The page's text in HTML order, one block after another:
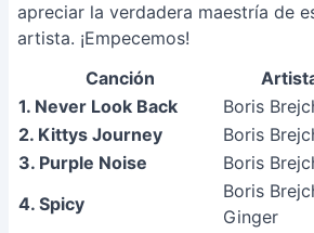
apreciar la verdadera maestría de
artista. ¡Empecemos!
Canción
1. Never Look Back
Boris
2. Kittys Journey
Boris
3. Purple Noise
Boris
4. Spicy
Boris
Ginger